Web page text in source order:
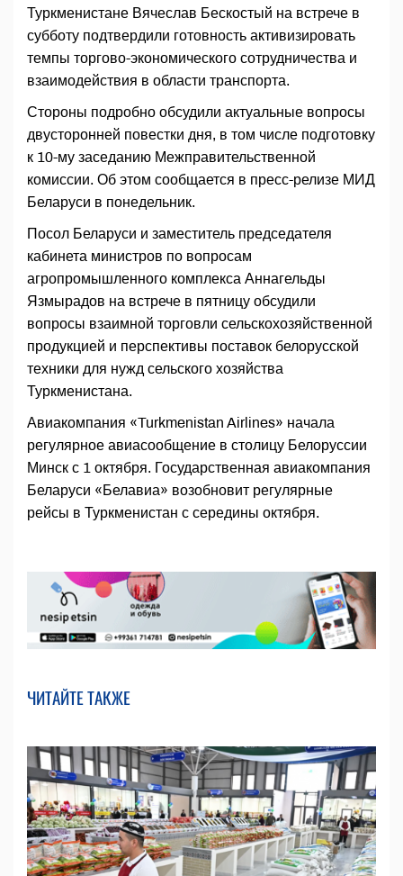
Туркменистане Вячеслав Бескостый на встрече в
субботу подтвердили готовность активизировать
темпы торгово-экономического сотрудничества и
взаимодействия в области транспорта.
Стороны подробно обсудили актуальные вопросы
двусторонней повестки дня, в том числе подготовку
к 10-му заседанию Межправительственной
комиссии. Об этом сообщается в пресс-релизе МИД
Беларуси в понедельник.
Посол Беларуси и заместитель председателя
кабинета министров по вопросам
агропромышленного комплекса Аннагельды
Язмырадов на встрече в пятницу обсудили
вопросы взаимной торговли сельскохозяйственной
продукцией и перспективы поставок белорусской
техники для нужд сельского хозяйства
Туркменистана.
Авиакомпания «Turkmenistan Airlines» начала
регулярное авиасообщение в столицу Белоруссии
Минск с 1 октября. Государственная авиакомпания
Беларуси «Белавиа» возобновит регулярные
рейсы в Туркменистан с середины октября.
ЧИТАЙТЕ ТАКЖЕ